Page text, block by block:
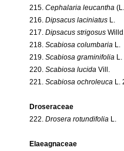
215. Cephalaria leucantha
216. Dipsacus laciniatus L.
217. Dipsacus strigosus
218. Scabiosa columbaria L.
219. Scabiosa graminifolia L.
220. Scabiosa lucida Vill.
221. Scabiosa ochroleuca L.
Droseraceae
222. Drosera rotundifolia L.
Elaeagnaceae